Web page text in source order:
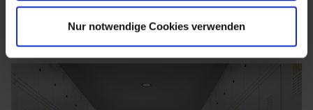
Nur notwendige Cookies verwenden